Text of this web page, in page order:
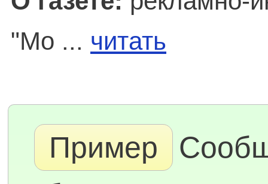
"Мо ... читать
Пример